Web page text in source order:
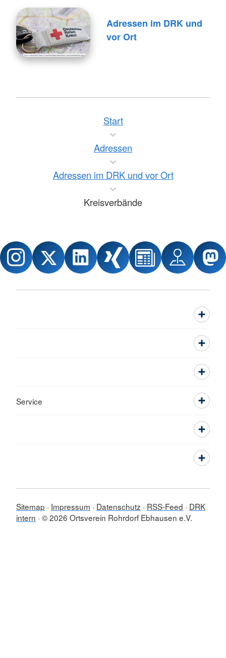
Adressen im DRK und
vor Ort
Start
Adressen
Adressen im DRK und vor Ort
Kreisverbände
Service
Sitemap Impressum Datenschutz RSS-Feed
DRK
intern © 2026 Ortsverein Rohrdorf Ebhausen e.V.